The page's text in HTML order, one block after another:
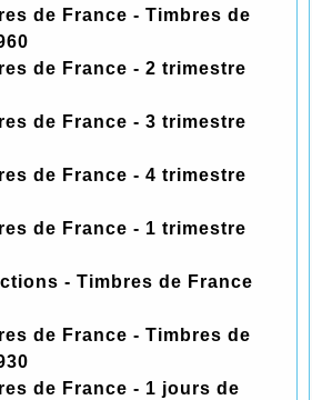
de France - Timbres de
de France - 2 trimestre
de France - 3 trimestre
de France - 4 trimestre
de France - 1 trimestre
- Timbres de France
de France - Timbres de
de France - 1 jours de